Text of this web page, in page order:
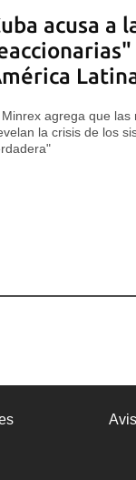
acusa a
Minrex agrega que las
la crisis de los